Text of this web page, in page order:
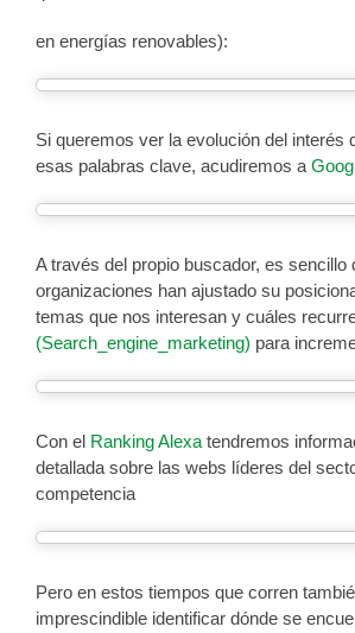
en energías renovables):
Si queremos ver la evolución del interés
esas palabras clave, acudiremos a
A través del propio buscador, es sencillo
organizaciones han ajustado su
temas que nos interesan y cuáles
(Search_engine_marketing) para
Con el Ranking Alexa tendremos
detallada sobre las webs líderes del
competencia
Pero en estos tiempos que corren
imprescindible identificar dónde se